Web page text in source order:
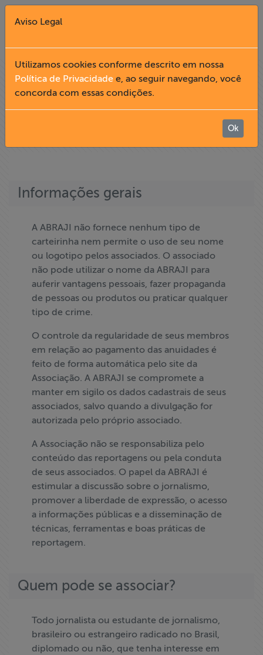
Fechar X
English
Formação
Acesso à
Informação
Liberdade de
Expressão
Projetos
Proteção Legal
e Litigância
Documentários
Homenageados
Notícias
Associe-se
Doe para
ABRAJI
exclusivo para
Assine a nossa
newsletter
ASSOCIE-SE
Informações gerais
A ABRAJI não fornece nenhum tipo de
carteirinha nem permite o uso de seu nome
ou logotipo pelos associados. O associado
não pode utilizar o nome da ABRAJI para
auferir vantagens pessoais, fazer propaganda
de pessoas ou produtos ou praticar qualquer
tipo de crime.
O controle da regularidade de seus membros
em relação ao pagamento das anuidades é
feito de forma automática pelo site da
Associação. A ABRAJI se compromete a
manter em sigilo os dados cadastrais de seus
associados, salvo quando a divulgação for
autorizada pelo próprio associado.
A Associação não se responsabiliza pelo
conteúdo das reportagens ou pela conduta
de seus associados. O papel da ABRAJI é
estimular a discussão sobre o jornalismo,
promover a liberdade de expressão, o acesso
a informações públicas e a disseminação de
técnicas, ferramentas e boas práticas de
reportagem.
Quem pode se associar?
Todo jornalista ou estudante de jornalismo,
brasileiro ou estrangeiro radicado no Brasil,
diplomado ou não, que tenha interesse em
Aviso Legal
Utilizamos cookies conforme descrito em nossa
Política de Privacidade e, ao seguir navegando, você
concorda com essas condições.
Ok